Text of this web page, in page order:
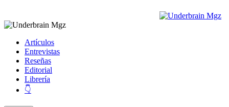
Artículos
Entrevistas
Reseñas
Editorial
Librería
👇